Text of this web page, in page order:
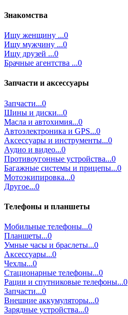
Знакомства
Ищу женщину ...0
Ищу мужчину ...0
Ищу друзей ...0
Брачные агентства ...0
Запчасти и аксессуары
Запчасти...0
Шины и диски...0
Масла и автохимия...0
Автоэлектроника и GPS...0
Аксессуары и инструменты...0
Аудио и видео...0
Противоугонные устройства...0
Багажные системы и прицепы...0
Мотоэкипировка...0
Другое...0
Телефоны и планшеты
Мобильные телефоны...0
Планшеты...0
Умные часы и браслеты...0
Аксессуары...0
Чехлы...0
Стационарные телефоны...0
Рации и спутниковые телефоны...0
Запчасти...0
Внешние аккумуляторы...0
Зарядные устройства...0